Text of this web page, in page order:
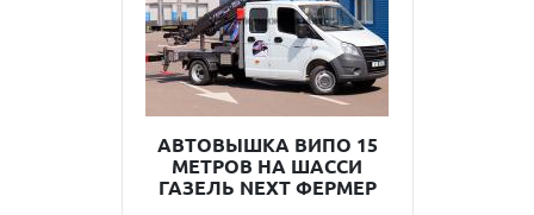
АВТОВЫШКА ВИПО 15
МЕТРОВ НА ШАССИ
ГАЗЕЛЬ NEXT ФЕРМЕР